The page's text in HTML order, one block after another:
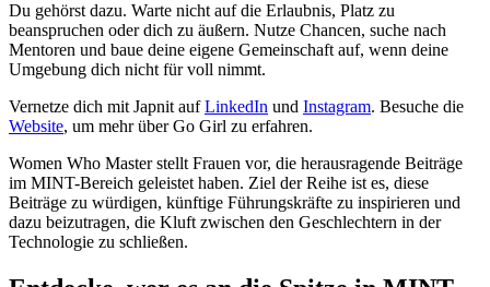
Du gehörst dazu. Warte nicht auf die Erlaubnis, Platz zu
beanspruchen oder dich zu äußern. Nutze Chancen, suche nach
Mentoren und baue deine eigene Gemeinschaft auf, wenn deine
Umgebung dich nicht für voll nimmt.
Vernetze dich mit Japnit aufLinkedIn und Instagram. Besuche die
Website, um mehr über Go Girl zu erfahren.
Women Who Master stellt Frauen vor, die herausragende Beiträge
im MINT-Bereich geleistet haben. Ziel der Reihe ist es, diese
Beiträge zu würdigen, künftige Führungskräfte zu inspirieren und
dazu beizutragen, die Kluft zwischen den Geschlechtern in der
Technologie zu schließen.